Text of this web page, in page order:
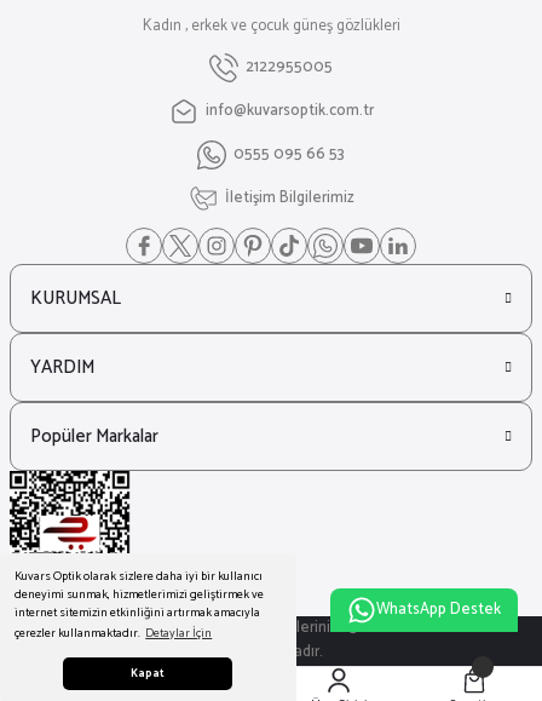
Kuvars Optik olarak sizlere daha iyi bir kullanıcı
deneyimi sunmak, hizmetlerimizi geliştirmek ve
internet sitemizin etkinliğini artırmak amacıyla
çerezler kullanmaktadır. Detaylar İçin
Kapat
Kadın , erkek ve çocuk güneş gözlükleri
2122955005
info@kuvarsoptik.com.tr
0555 095 66 53
İletişim Bilgilerimiz
KURUMSAL
YARDIM
Popüler Markalar
© Tüm Hakları Saklıdır. Kredi kartı bilgileriniz 256bit SSL sertifikası ile
korunmaktadır.
WhatsApp Destek
ile